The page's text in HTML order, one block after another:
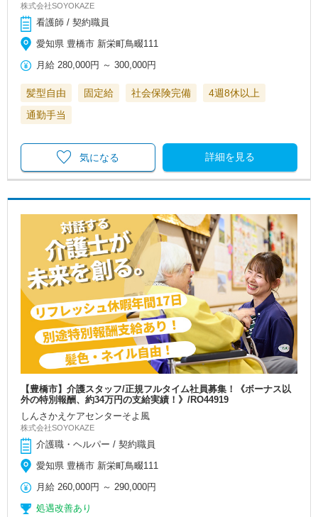
株式会社SOYOKAZE
看護師 / 契約職員
愛知県 豊橋市 新栄町鳥畷111
月給 280,000円 ～300,000円
髪型自由 固定給 社会保険完備
4週8休以上
通勤手当
詳細を見る
気になる
【豊橋市】介護スタッフ/正規フルタイム社員募集！《ボーナス以
外の特別報酬、約34万円の支給実績！》/RO44919
しんさかえケアセンターそよ風
株式会社SOYOKAZE
介護職・ヘルパー / 契約職員
愛知県 豊橋市 新栄町鳥畷111
月給 260,000円 ～290,000円
処遇改善あり